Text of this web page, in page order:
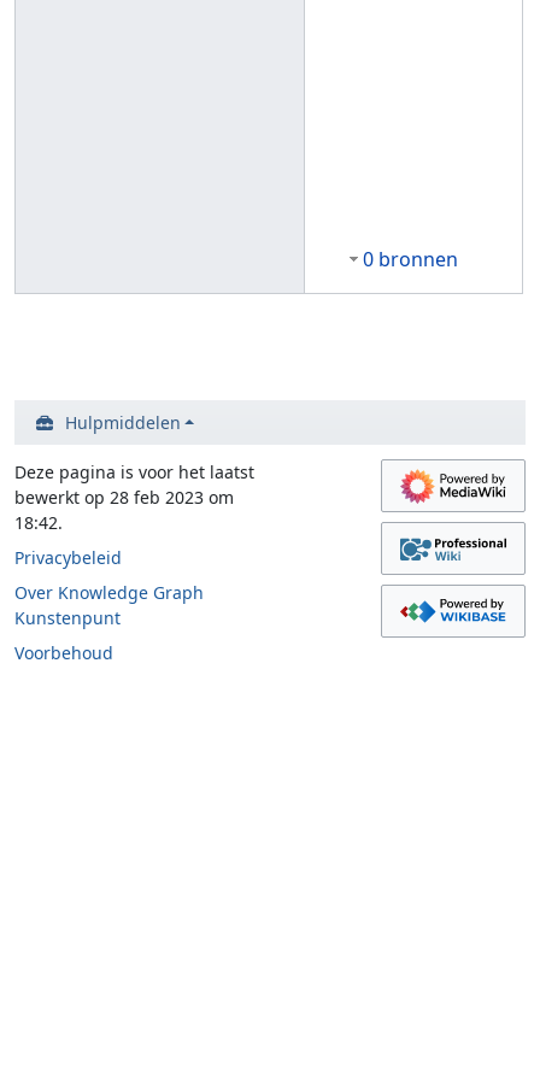
0 bronnen
Hulpmiddelen
Deze pagina is voor het laatst
bewerkt op 28 feb 2023 om
18:42.
Privacybeleid
Over Knowledge Graph
Kunstenpunt
Voorbehoud